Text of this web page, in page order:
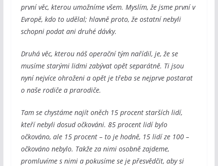
první věc, kterou umožníme všem. Myslím, že jsme první v
Evropě, kdo to udělal; hlavně proto, že ostatní nebyli
schopni podat ani druhé dávky.
Druhá věc, kterou náš operační tým nařídil, je, že se
musíme starými lidmi zabývat opět separátně. Ti jsou
nyní nejvíce ohroženi a opět je třeba se nejprve postarat
o naše rodiče a prarodiče.
Tam se chystáme najít oněch 15 procent starších lidí,
kteří nebyli dosud očkováni. 85 procent lidí bylo
očkováno, ale 15 procent – to je hodně, 15 lidí ze 100 –
očkováno nebylo. Takže za nimi osobně zajdeme,
promluvíme s nimi a pokusíme se je přesvědčit, aby si